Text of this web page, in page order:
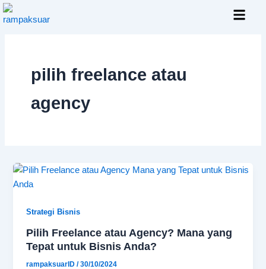
Skip
to
pilih freelance atau
agency
Strategi Bisnis
Pilih Freelance atau Agency? Mana yang
Tepat untuk Bisnis Anda?
rampaksuarID/30/10/2024